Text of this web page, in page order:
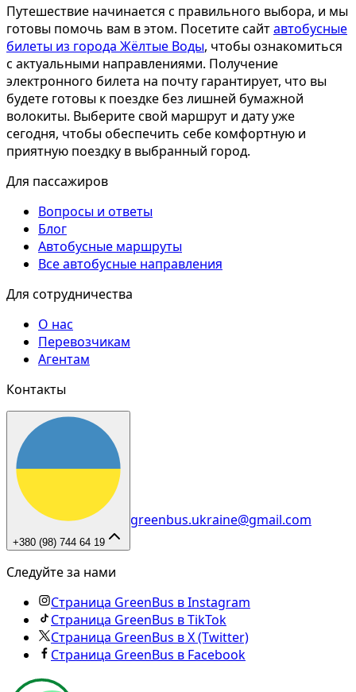
Путешествие начинается с правильного выбора, и мы
готовы помочь вам в этом. Посетите сайтавтобусные
билеты из города Жёлтые Воды, чтобы ознакомиться
с актуальными направлениями. Получение
электронного билета на почту гарантирует, что вы
будете готовы к поездке без лишней бумажной
волокиты. Выберите свой маршрут и дату уже
сегодня, чтобы обеспечить себе комфортную и
приятную поездку в выбранный город.
Для пассажиров
Вопросы и ответы
Блог
Автобусные маршруты
Все автобусные направления
Для сотрудничества
О нас
Перевозчикам
Агентам
Контакты
+380 (98) 744 64 19
greenbus.ukraine@gmail.com
Следуйте за нами
Страница GreenBus в Instagram
Страница GreenBus в TikTok
Страница GreenBus в X (Twitter)
Страница GreenBus в Facebook